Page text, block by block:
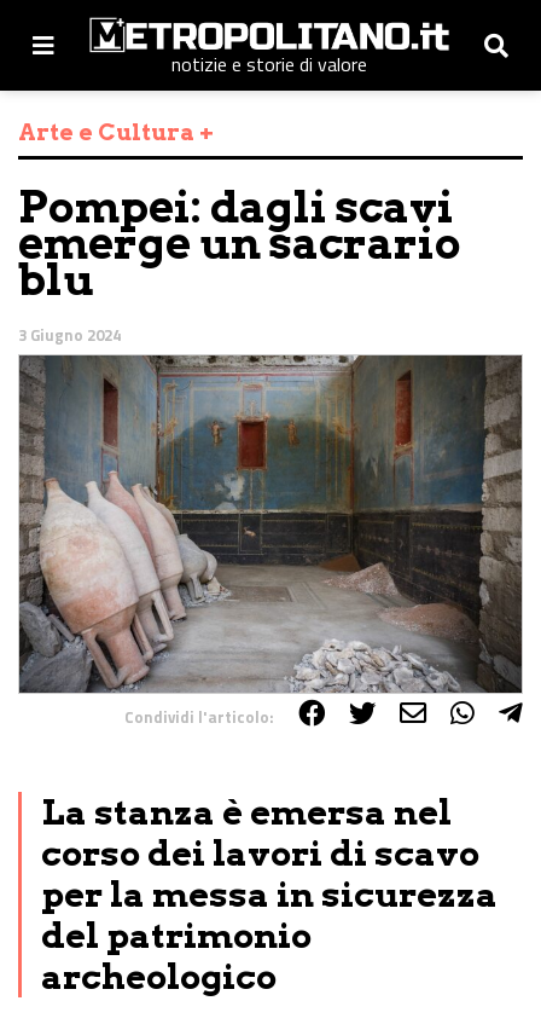
notizie e storie di valore
Arte e Cultura +
Pompei: dagli scavi
emerge un sacrario
blu
3 Giugno 2024
Condividi l'articolo:
La stanza è emersa nel
corso dei lavori di scavo
per la messa in sicurezza
del patrimonio
archeologico